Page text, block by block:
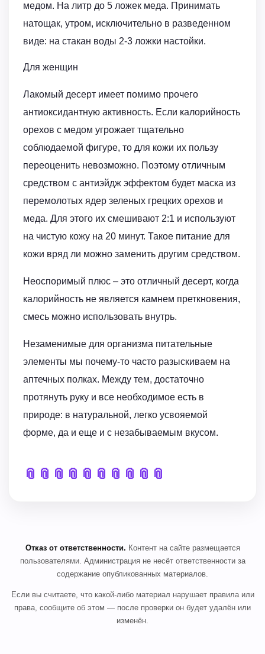
медом. На литр до 5 ложек меда. Принимать
натощак, утром, исключительно в разведенном
виде: на стакан воды 2-3 ложки настойки.
Для женщин
Лакомый десерт имеет помимо прочего
антиоксидантную активность. Если калорийность
орехов с медом угрожает тщательно
соблюдаемой фигуре, то для кожи их пользу
переоценить невозможно. Поэтому отличным
средством с антиэйдж эффектом будет маска из
перемолотых ядер зеленых грецких орехов и
меда. Для этого их смешивают 2:1 и используют
на чистую кожу на 20 минут. Такое питание для
кожи вряд ли можно заменить другим средством.
Неоспоримый плюс – это отличный десерт, когда
калорийность не является камнем преткновения,
смесь можно использовать внутрь.
Незаменимые для организма питательные
элементы мы почему-то часто разыскиваем на
аптечных полках. Между тем, достаточно
протянуть руку и все необходимое есть в
природе: в натуральной, легко усвояемой
форме, да и еще и с незабываемым вкусом.
📎 📎 📎 📎 📎 📎 📎 📎 📎 📎
Отказ от ответственности. Контент на сайте размещается
пользователями. Администрация не несёт ответственности за
содержание опубликованных материалов.
Если вы считаете, что какой-либо материал нарушает правила или
права, сообщите об этом — после проверки он будет удалён или
изменён.